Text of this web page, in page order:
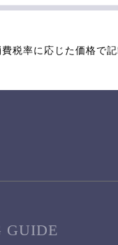
税率に応じた価格で
GUIDE